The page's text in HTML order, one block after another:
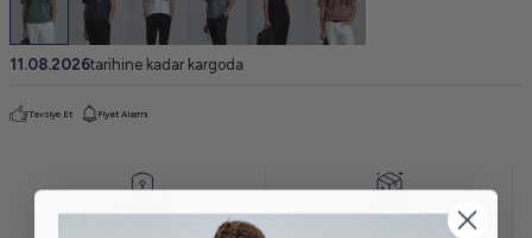
11.08.2026tarihine kadar kargoda
Tavsiye Et Fiyat Alarmı